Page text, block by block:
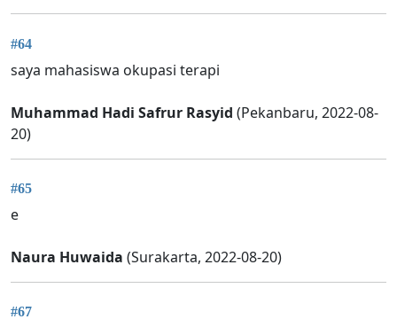
#64
saya mahasiswa okupasi terapi
Muhammad Hadi Safrur Rasyid (Pekanbaru, 2022-08-
20)
#65
e
Naura Huwaida (Surakarta, 2022-08-20)
#67